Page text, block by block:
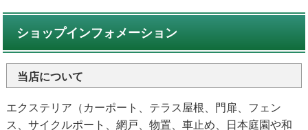
ショップインフォメーション
当店について
エクステリア（カーポート、テラス屋根、門扉、フェン
ス、サイクルポート、網戸、物置、車止め、日本庭園や和